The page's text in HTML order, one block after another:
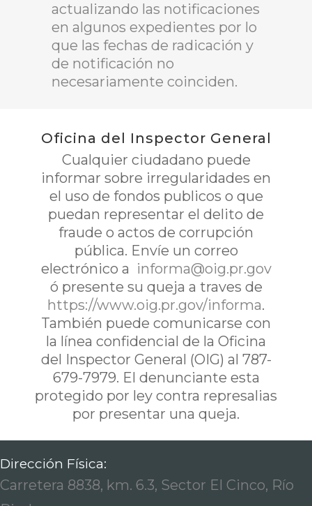
actualizando las notificaciones
en algunos expedientes por lo
que las fechas de radicación y
de notificación no
necesariamente coinciden.
Oficina del Inspector General
Cualquier ciudadano puede
informar sobre irregularidades en
el uso de fondos publicos o que
puedan representar el delito de
fraude o actos de corrupción
pública. Envíe un correo
electrónico a informa@oig.pr.gov
ó presente su queja a traves de
https://www.oig.pr.gov/informa.
También puede comunicarse con
la línea confidencial de la Oficina
del Inspector General (OIG) al 787-
679-7979. El denunciante esta
protegido por ley contra represalias
por presentar una queja.
Dirección Física:
Carretera 8838, km. 6.3, Sector El Cinco, Río